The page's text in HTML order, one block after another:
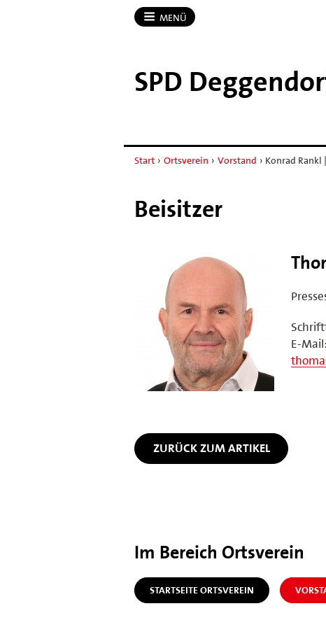
MENÜ
SPD
Start › Ortsverein › Vorstand › Konrad
Beisitzer
E-Mail:
ZURÜCK ZUM ARTIKEL
Im Bereich Ortsverein
STARTSEITE ORTSVEREIN